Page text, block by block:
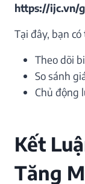
https://ijc.vn/
Tại đây, bạn có
Theo dõi
So sánh
Chủ động
Kết
Tăng